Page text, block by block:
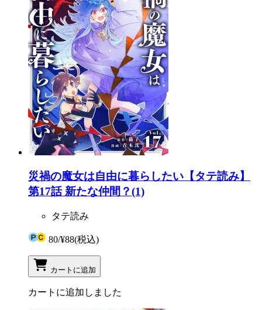
災禍の魔女は自由に暮らしたい【タテ読み】
第17話 新たな仲間？(1)
タテ読み
80/¥88(税込)
カートに追加
カートに追加しました